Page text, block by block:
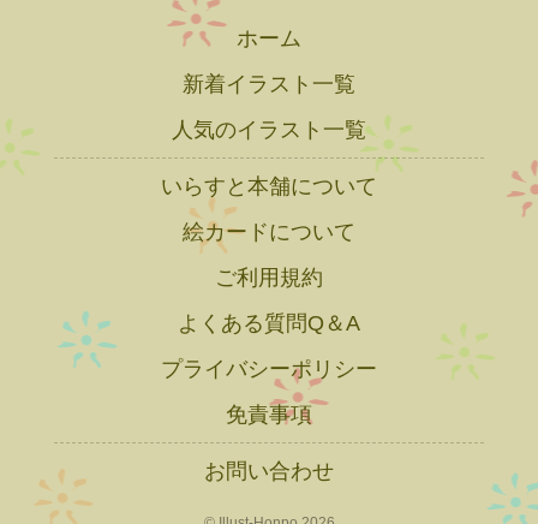
ホーム
新着イラスト一覧
人気のイラスト一覧
いらすと本舗について
絵カードについて
ご利用規約
よくある質問Q＆A
プライバシーポリシー
免責事項
お問い合わせ